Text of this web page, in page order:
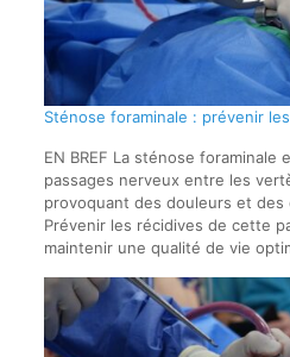
Sténose foraminale : prévenir
EN BREF La sténose
passages nerveux entre les
provoquant des douleurs et des
Prévenir les récidives de cette
maintenir une qualité de vie